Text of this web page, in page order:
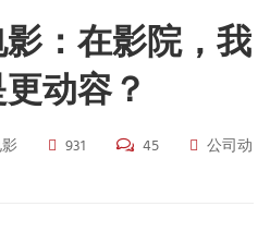
：在影院，我
动容？
931 45
公司动